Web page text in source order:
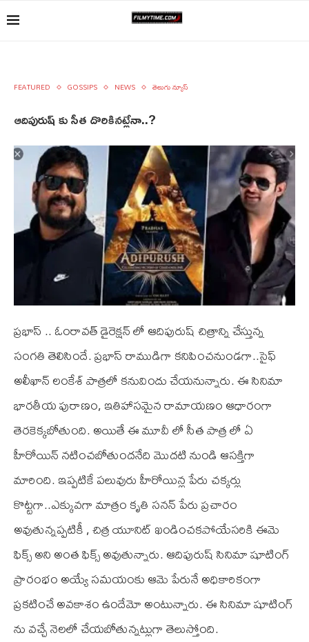
FEATURED GOSSIPS NEWS తెలుగు న్యూస్
ఆదిపురుష్ కు సీత దొరికినట్లేనా..?
ప్ర‌భాస్ .. ఓంరావ‌త్ డైరెక్ష‌న్ లో ఆదిపురుష్ చిత్రాన్ని చేస్తున్న
సంగ‌తి తెలిసిందే. ప్ర‌భాస్ రాముడిగా క‌నిపించ‌నుండ‌గా..సైఫ్
అలీఖాన్ లంకేశ్ పాత్ర‌లో క‌నువిందు చేయ‌నున్నారు. ఈ సినిమా
భారతీయ పురాణం, ఇతిహాసమైన రామాయణం ఆధారంగా
తెరకెక్కబోతుంది. అయితే ఈ మూవీ లో సీత పాత్ర లో ఏ
హీరోయిన్ నటించబోతుందనేది మొదటి నుండి ఆసక్తిగా
మారింది. ఇప్పటికే పలువురు హీరోయిన్ల పేరు చక్కర్లు
కొట్టగా..ఎక్కువగా మాత్రం కృతి సనన్ పేరు ప్రచారం
అవుతున్నప్పటికీ , చిత్ర యూనిట్ ఖండించకపోయేసరికి ఈమె
ఫిక్స్ అని అంత ఫిక్స్ అవుతున్నారు. ఆదిపురుష్ సినిమా షూటింగ్
ప్రారంభం అయ్యే సమయంకు ఆమె పేరునే అధికారికంగా
ప్రకటించే అవకాశం ఉందేమో అంటున్నారు. ఈ సినిమా షూటింగ్
ను వచ్చే నెలలో చేయబోతున్నట్లుగా తెలుస్తోంది.